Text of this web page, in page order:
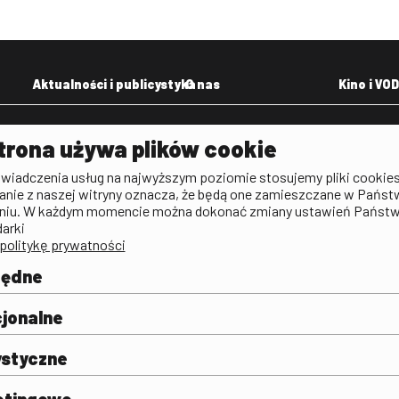
i
Aktualności i publicystyka
Aktualności
Publicystyka filmowa
O nas
Deklaracja dostępności
Polityka antykorupcyjna
Praca w FINA
Kino i VOD
używa plików cookie
usług na najwyższym poziomie stosujemy pliki
z naszej witryny oznacza, że będą one zamieszczane w
W każdym momencie można dokonać zmiany ustawień
prywatności